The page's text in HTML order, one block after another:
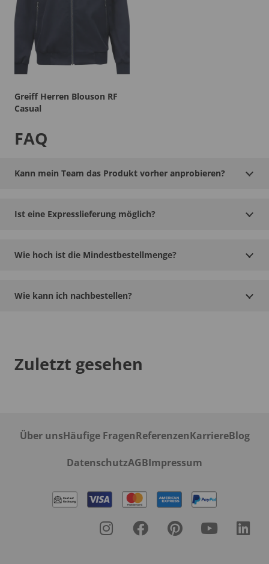
Greiff Herren Blouson RF
Casual
FAQ
Kann mein Team das Produkt vorher anprobieren?
Ist eine Expresslieferung möglich?
Wie hoch ist die Mindestbestellmenge?
Wie kann ich nachbestellen?
Zuletzt gesehen
Über unsHäufige FragenReferenzenKarriereBlog
DatenschutzAGBImpressum